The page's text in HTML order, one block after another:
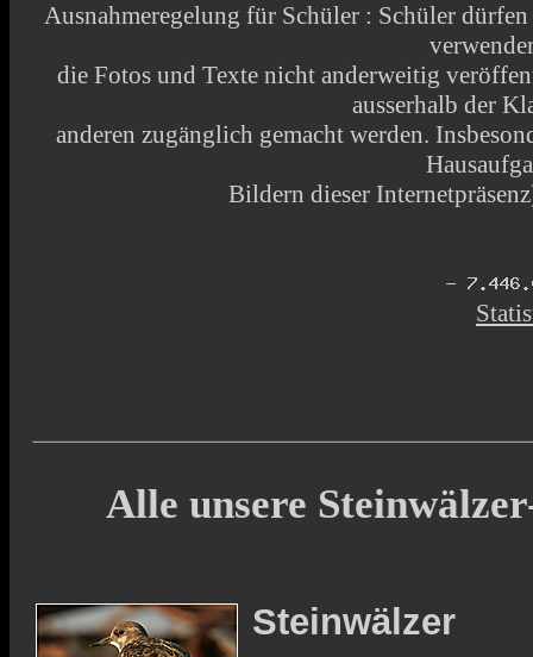
Ausnahmeregelung für Schüler : Schüler
die Fotos und Texte nicht anderweitig
ausserhalb der
anderen zugänglich gemacht werden.
Bildern dieser
Alle unsere
Steinwälzer